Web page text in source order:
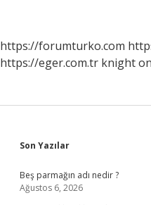
https://forumturko.com
https://eger.com.tr knight
Sidebar
Son Yazılar
Beş parmağın adı nedir ?
Ağustos 6, 2026